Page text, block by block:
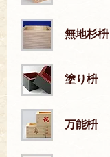
無地杉枡
塗り枡
万能枡